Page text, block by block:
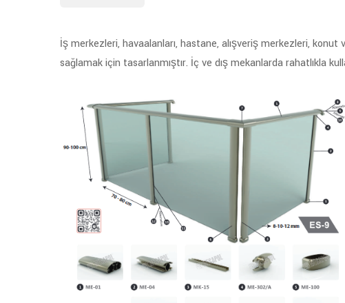
İş merkezleri, havaalanları, hastane, alışveriş merkezleri, konut
sağlamak için tasarlanmıştır. İç ve dış mekanlarda rahatlıkla